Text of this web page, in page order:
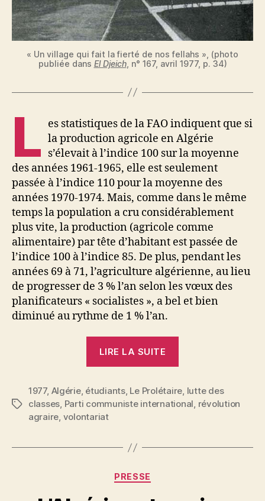
« Un village qui fait la fierté de nos fellahs », (photo
publiée dans El Djeich, n° 167, avril 1977, p. 34)
L es statistiques de la FAO indiquent que si
la production agricole en Algérie
s’élevait à l’indice 100 sur la moyenne
des années 1961-1965, elle est seulement
passée à l’indice 110 pour la moyenne des
années 1970-1974. Mais, comme dans le même
temps la population a cru considérablement
plus vite, la production (agricole comme
alimentaire) par tête d’habitant est passée de
l’indice 100 à l’indice 85. De plus, pendant les
années 69 à 71, l’agriculture algérienne, au lieu
de progresser de 3 % l’an selon les vœux des
planificateurs « socialistes », a bel et bien
diminué au rythme de 1 % l’an.
LIRE LA SUITE
révolution
agraire
Étiquettes
1977, Algérie, étudiants, Le Prolétaire, lutte des
classes, Parti communiste international, révolution
agraire, volontariat
Catégories
PRESSE